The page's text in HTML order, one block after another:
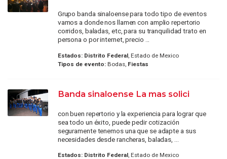
Grupo banda sinaloense para todo tipo de eventos
vamos a donde nos llamen con amplio repertorio
corridos, baladas, etc, para su tranquilidad trato en
persona o por internet, precio ...
Estados: Distrito Federal, Estado de Mexico
Tipos de evento:Bodas, Fiestas
Banda sinaloense La mas solici
con buen repertorio y la experiencia para lograr que
sea todo un éxito, puede pedir cotización
seguramente tenemos una que se adapte a sus
necesidades desde rancheras, baladas, ...
Estados: Distrito Federal, Estado de Mexico